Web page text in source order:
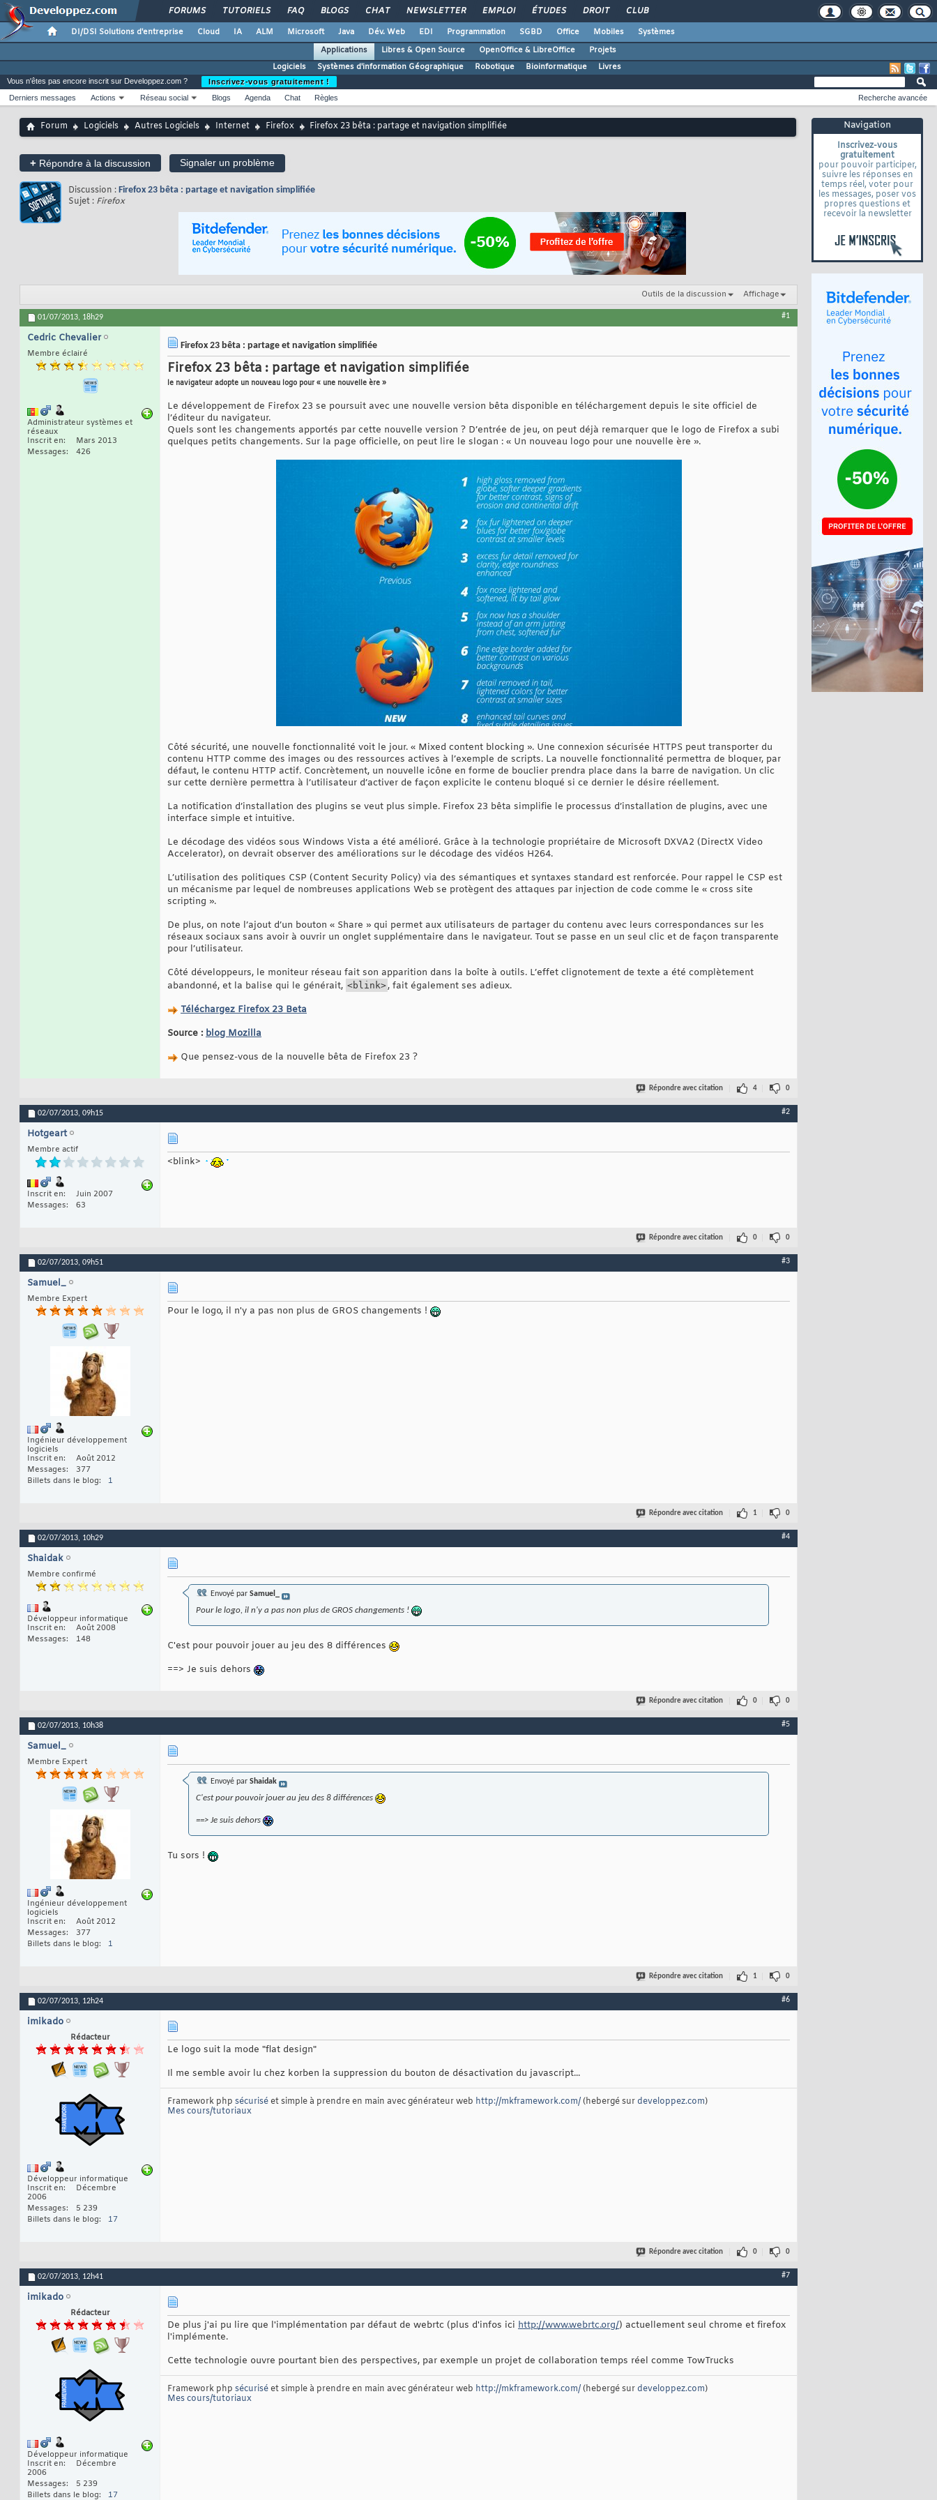
FORUMS TUTORIELS FAQ BLOGS CHAT NEWSLETTER EMPLOI ÉTUDES DROIT CLUB
DI/DSI Solutions d'entreprise Cloud IA ALM Microsoft Java Dév. Web EDI Programmation SGBD Office Mobiles
Systèmes
Applications
Libres & Open Source OpenOffice & LibreOffice
Projets
Logiciels
Systèmes d'information Géographique Robotique Bioinformatique Livres
Navigation
Inscrivez-vous
gratuitement
pour pouvoir participer,
suivre les réponses en
temps réel, voter pour
les messages, poser vos
propres questions et
recevoir la newsletter
Vous n'êtes pas encore inscrit sur Developpez.com ?
Inscrivez-vous gratuitement !
Derniers messages
Actions Réseau social Blogs Agenda Chat Règles Recherche avancée
Forum Logiciels Autres Logiciels Internet Firefox Firefox 23 bêta : partage et navigation simplifiée
+ Répondre à la discussion Signaler un problème
Discussion : Firefox 23 bêta : partage et navigation simplifiée
Sujet : Firefox
Outils de la discussion Affichage
01/07/2013, 18h29 #1
Cedric Chevalier
Membre éclairé
Administrateur systèmes et
réseaux
Inscrit en
Mars 2013
Messages
426
Firefox 23 bêta : partage et navigation simplifiée
Firefox 23 bêta : partage et navigation simplifiée
le navigateur adopte un nouveau logo pour « une nouvelle ère »
Le développement de Firefox 23 se poursuit avec une nouvelle version bêta disponible en téléchargement depuis le site officiel de
l’éditeur du navigateur.
Quels sont les changements apportés par cette nouvelle version ? D’entrée de jeu, on peut déjà remarquer que le logo de Firefox a subi
quelques petits changements. Sur la page officielle, on peut lire le slogan : « Un nouveau logo pour une nouvelle ère ».
Côté sécurité, une nouvelle fonctionnalité voit le jour. « Mixed content blocking ». Une connexion sécurisée HTTPS peut transporter du
contenu HTTP comme des images ou des ressources actives à l’exemple de scripts. La nouvelle fonctionnalité permettra de bloquer, par
défaut, le contenu HTTP actif. Concrètement, un nouvelle icône en forme de bouclier prendra place dans la barre de navigation. Un clic
sur cette dernière permettra à l’utilisateur d’activer de façon explicite le contenu bloqué si ce dernier le désire réellement.
La notification d’installation des plugins se veut plus simple. Firefox 23 bêta simplifie le processus d’installation de plugins, avec une
interface simple et intuitive.
Le décodage des vidéos sous Windows Vista a été amélioré. Grâce à la technologie propriétaire de Microsoft DXVA2 (DirectX Video
Accelerator), on devrait observer des améliorations sur le décodage des vidéos H264.
L’utilisation des politiques CSP (Content Security Policy) via des sémantiques et syntaxes standard est renforcée. Pour rappel le CSP est
un mécanisme par lequel de nombreuses applications Web se protègent des attaques par injection de code comme le « cross site
scripting ».
De plus, on note l’ajout d’un bouton « Share » qui permet aux utilisateurs de partager du contenu avec leurs correspondances sur les
réseaux sociaux sans avoir à ouvrir un onglet supplémentaire dans le navigateur. Tout se passe en un seul clic et de façon transparente
pour l’utilisateur.
Côté développeurs, le moniteur réseau fait son apparition dans la boîte à outils. L’effet clignotement de texte a été complètement
abandonné, et la balise qui le générait, <blink>, fait également ses adieux.
Téléchargez Firefox 23 Beta
Source : blog Mozilla
Que pensez-vous de la nouvelle bêta de Firefox 23 ?
Répondre avec citation 4 0
02/07/2013, 09h15 #2
Hotgeart
Membre actif
Inscrit en
Juin 2007
Messages
63
<blink>
Répondre avec citation 0 0
02/07/2013, 09h51 #3
Samuel_
Membre Expert
Ingénieur développement
logiciels
Inscrit en
Août 2012
Messages
377
Billets dans le blog
1
Pour le logo, il n'y a pas non plus de GROS changements !
Répondre avec citation 1 0
02/07/2013, 10h29 #4
Shaidak
Membre confirmé
Développeur informatique
Inscrit en
Août 2008
Messages
148
Envoyé par Samuel_
Pour le logo, il n'y a pas non plus de GROS changements !
C'est pour pouvoir jouer au jeu des 8 différences
==> Je suis dehors
Répondre avec citation 0 0
02/07/2013, 10h38 #5
Samuel_
Membre Expert
Ingénieur développement
logiciels
Inscrit en
Août 2012
Messages
377
Billets dans le blog
1
Envoyé par Shaidak
C'est pour pouvoir jouer au jeu des 8 différences
==> Je suis dehors
Tu sors !
Répondre avec citation 1 0
02/07/2013, 12h24 #6
imikado
Rédacteur
Développeur informatique
Inscrit en
Décembre
2006
Messages
5 239
Billets dans le blog
17
Le logo suit la mode "flat design"
Il me semble avoir lu chez korben la suppression du bouton de désactivation du javascript...
Framework php sécuriséet simple à prendre en main avec générateur web http://mkframework.com/(hebergé sur developpez.com)
Mes cours/tutoriaux
Répondre avec citation 0 0
02/07/2013, 12h41 #7
imikado
Rédacteur
Développeur informatique
Inscrit en
Décembre
2006
Messages
5 239
Billets dans le blog
17
De plus j'ai pu lire que l'implémentation par défaut de webrtc (plus d'infos ici http://www.webrtc.org/) actuellement seul chrome et firefox
l'implémente.
Cette technologie ouvre pourtant bien des perspectives, par exemple un projet de collaboration temps réel comme TowTrucks
Framework php sécuriséet simple à prendre en main avec générateur web http://mkframework.com/(hebergé sur developpez.com)
Mes cours/tutoriaux